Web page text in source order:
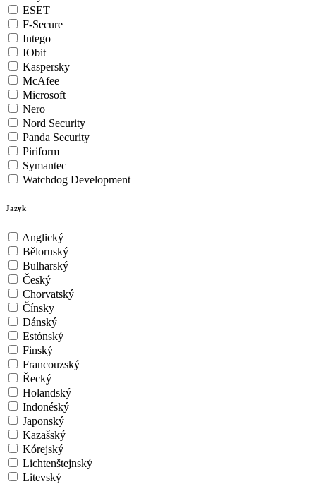
ESET
F-Secure
Intego
IObit
Kaspersky
McAfee
Microsoft
Nero
Nord Security
Panda Security
Piriform
Symantec
Watchdog Development
Jazyk
Anglický
Běloruský
Bulharský
Český
Chorvatský
Čínsky
Dánský
Estónský
Finský
Francouzský
Řecký
Holandský
Indonéský
Japonský
Kazašský
Kórejský
Lichtenštejnský
Litevský